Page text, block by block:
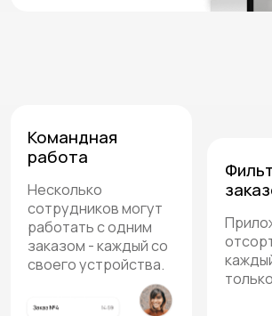
Стоимость
Приложение для кухни
Простой и понятный интерфейс
Оповещение о готовности